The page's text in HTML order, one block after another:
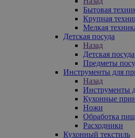
Бытовая
Крупная
Мелкая
Детская посуда
Назад
Детская посуда
Предметы
Инструменты для
Назад
Инструменты
Кухонные
Ножи
Обработка
Расходники
Кухонный текстиль